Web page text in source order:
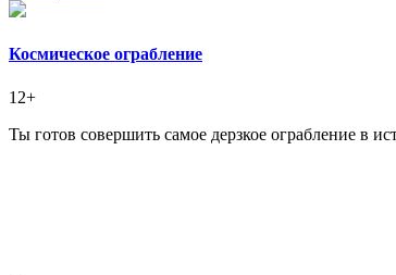
Космическое ограбление
12+
Ты готов совершить самое дерзкое ограбление в